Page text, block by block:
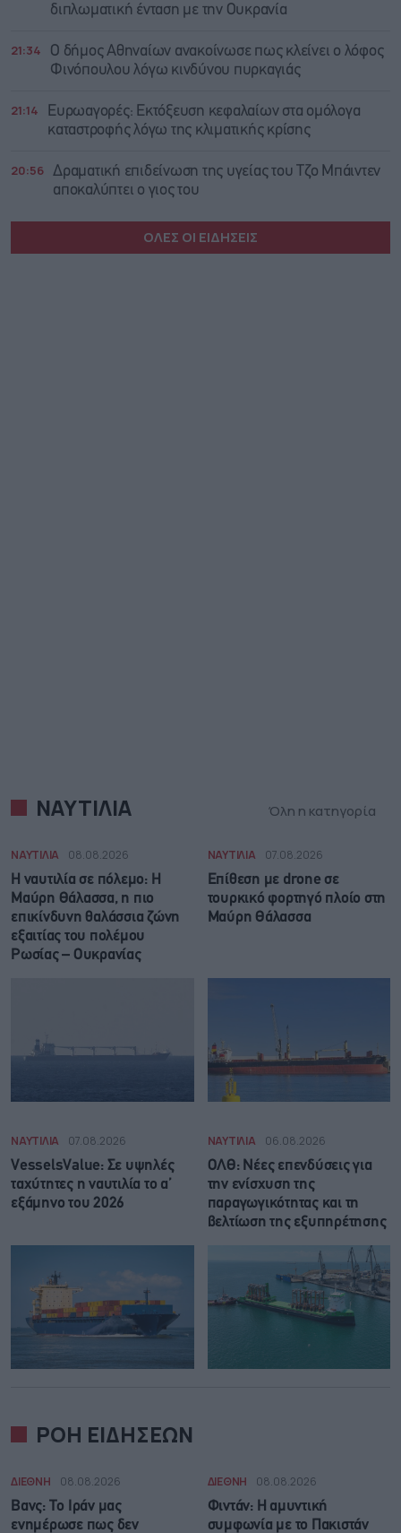
διπλωματική ένταση με την Ουκρανία
21:34
Ο δήμος Αθηναίων ανακοίνωσε πως κλείνει ο λόφος
Φινόπουλου λόγω κινδύνου πυρκαγιάς
21:14
Ευρωαγορές: Εκτόξευση κεφαλαίων στα ομόλογα
καταστροφής λόγω της κλιματικής κρίσης
20:56 Δραματική επιδείνωση της υγείας του Τζο Μπάιντεν
αποκαλύπτει ο γιος του
ΟΛΕΣ ΟΙ ΕΙΔΗΣΕΙΣ
ΝΑΥΤΙΛΙΑ Όλη η κατηγορία
ΝΑΥΤΙΛΙΑ 08.08.2026
Η ναυτιλία σε πόλεμο: Η
Μαύρη Θάλασσα, η πιο
επικίνδυνη θαλάσσια ζώνη
εξαιτίας του πολέμου
Ρωσίας – Ουκρανίας
ΝΑΥΤΙΛΙΑ 07.08.2026
Επίθεση με drone σε
τουρκικό φορτηγό πλοίο στη
Μαύρη Θάλασσα
ΝΑΥΤΙΛΙΑ 07.08.2026
VesselsValue: Σε υψηλές
ταχύτητες η ναυτιλία το α’
εξάμηνο του 2026
ΝΑΥΤΙΛΙΑ 06.08.2026
ΟΛΘ: Νέες επενδύσεις για
την ενίσχυση της
παραγωγικότητας και τη
βελτίωση της εξυπηρέτησης
ΡΟΗ ΕΙΔΗΣΕΩΝ
ΔΙΕΘΝΗ 08.08.2026
Βανς: Το Ιράν μας
ενημέρωσε πως δεν
ΔΙΕΘΝΗ 08.08.2026
Φιντάν: Η αμυντική
συμφωνία με το Πακιστάν